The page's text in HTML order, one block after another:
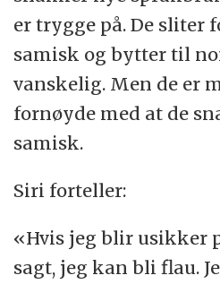
er trygge på. De sliter
samisk og bytter til
vanskelig. Men de er
fornøyde med at de
samisk.
Siri forteller:
«Hvis jeg blir usikker
sagt, jeg kan bli flau.